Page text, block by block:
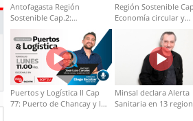
Antofagasta Región
Sostenible Cap.2:
Educación ambiental y
formación de capacidades
técnicas
Región Sostenible
Economía circular y
Puertos y Logística II Cap
77: Puerto de Chancay y la
Minsal declara Alerta
Sanitaria en 13